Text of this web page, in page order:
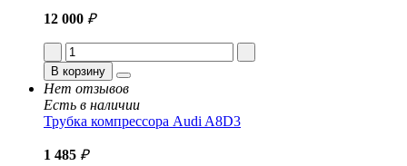
12 000 ₽
В корзину
Нет отзывов
Есть в наличии
Трубка компрессора Audi A8D3
1 485 ₽